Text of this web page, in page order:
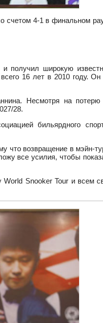
счетом 4-1 в финальном
и получил широкую
16 лет в 2010 году.
Несмотря на потерю
28.
бильярдного
что возвращение в мэйн-
все усилия, чтобы
World Snooker Tour и всем